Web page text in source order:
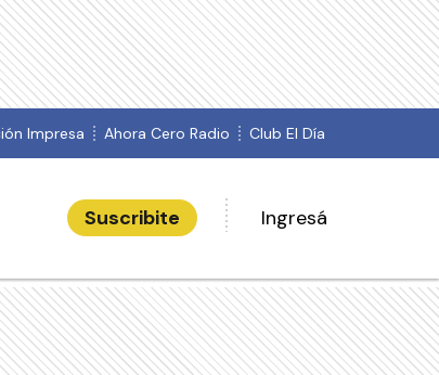
Impresa Ahora Cero Radio Club El Día
Suscribite Ingresá